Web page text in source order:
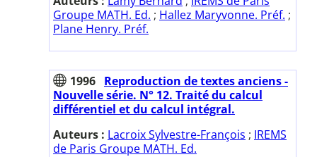
Groupe MATH. Ed. ; Hallez Maryvonne. Préf. ;
Plane Henry. Préf.
1996 Reproduction de textes anciens -
Nouvelle série. N° 12. Traité du calcul
différentiel et du calcul intégral.
Auteurs : Lacroix Sylvestre-François ; IREMS
de Paris Groupe MATH. Ed.